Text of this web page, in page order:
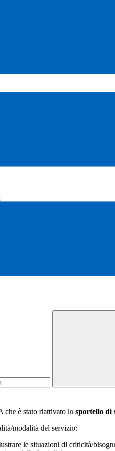
che è stato riattivato lo sportello di
modalità del servizio:
le situazioni di criticità/